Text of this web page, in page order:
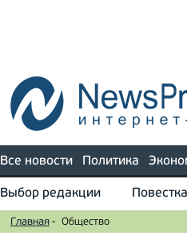
Все новости Политика
Выбор редакции
Главная - Общество